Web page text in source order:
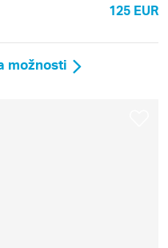
125 EUR
možnosti